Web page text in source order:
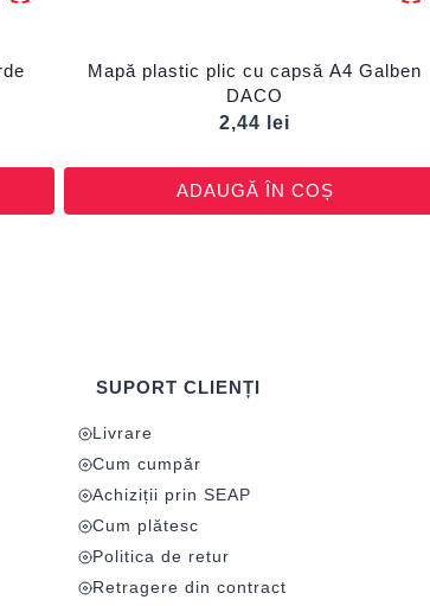
Mapă plastic plic cu capsă A4 Galben
DACO
2,44
lei
ADAUGĂ ÎN COȘ
SUPORT CLIENȚI
Livrare
Cum cumpăr
Achiziții prin SEAP
Cum plătesc
Politica de retur
Retragere din contract